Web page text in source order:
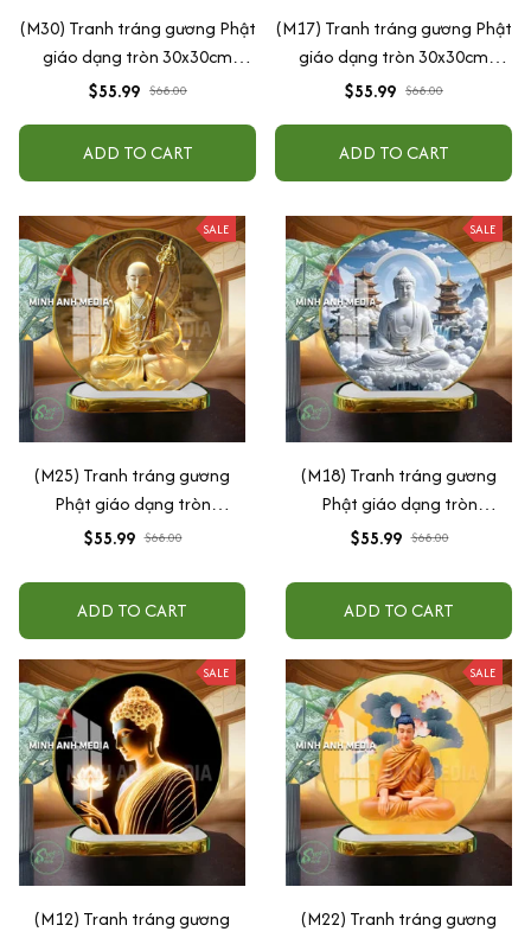
(M30) Tranh tráng gương Phật
giáo dạng tròn 30x30cm
(Tặng đế để bàn)
$55.99 $68.00
ADD TO CART
(M17) Tranh tráng gương Phật
giáo dạng tròn 30x30cm
(Tặng đế để bàn)
$55.99 $68.00
ADD TO CART
SALE
(M25) Tranh tráng gương
Phật giáo dạng tròn
30x30cm (Tặng đế để bàn)
$55.99 $68.00
ADD TO CART
SALE
(M18) Tranh tráng gương
Phật giáo dạng tròn
30x30cm (Tặng đế để bàn)
$55.99 $68.00
ADD TO CART
SALE
(M12) Tranh tráng gương
SALE
(M22) Tranh tráng gương